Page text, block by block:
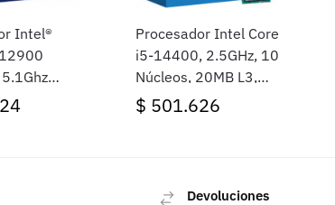
Intel®
1700
Procesador Intel Core
i5-14400, 2.5GHz, 10
Núcleos, 20MB L3,
Socket LGA1700,
$ 501.626
Devoluciones